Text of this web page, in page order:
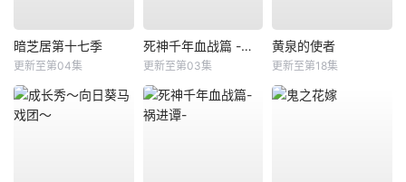
暗芝居第十七季
更新至第04集
死神千年血战篇 -祸进谭-
更新至第03集
黄泉的使者
更新至第18集